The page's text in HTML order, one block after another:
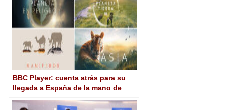
BBC Player: cuenta atrás para su
llegada a España de la mano de